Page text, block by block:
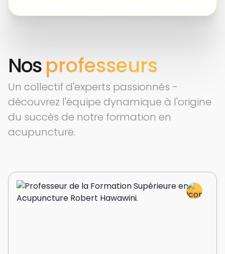
Nosprofesseurs
Un collectif d'experts passionnés -
découvrez l'équipe dynamique à l'origine
du succès de notre formation en
acupuncture.